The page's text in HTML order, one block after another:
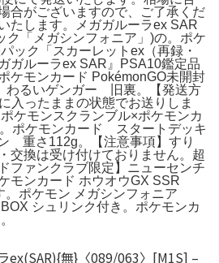
合がございますので、ご了承くだ
たします。メガガルーラex SAR
ク「メガシンフォニア」)の。ポケ
ック「スカーレットex（再録・
ガルーラex SAR』PSA10鑑定品
ケモンカード PokémonGO未開封
わるいゲンガー 旧裏。【発送方
入ったままの状態でお送りしま
ケモンスクランブル×ポケモンカ
ポケモンカード スタートデッキ
重さ112g。【注意事項】すり
交換は受け付けておりません。超
ファンクラブ限定】ニューセンチ
モンカード ホウオウGX SSR
。ポケモン メガシンフォニア
シュリンク付き。ポケモンカ